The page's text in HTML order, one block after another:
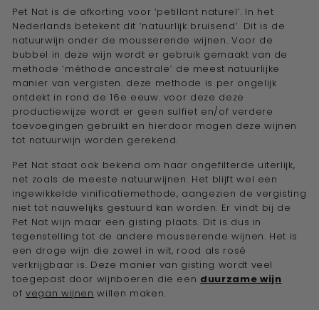
Pet Nat is de afkorting voor ‘petillant naturel’. In het
Nederlands betekent dit ‘natuurlijk bruisend’. Dit is de
natuurwijn onder de mousserende wijnen. Voor de
bubbel in deze wijn wordt er gebruik gemaakt van de
methode‘méthode ancestrale’ de meest natuurlijke
manier van vergisten. deze methode is per ongelijk
ontdekt in rond de 16e eeuw. voor deze deze
productiewijze wordt er geen sulfiet en/of verdere
toevoegingen gebruikt en hierdoor mogen deze wijnen
tot natuurwijn worden gerekend.
Pet Nat staat ook bekend om haar ongefilterde uiterlijk,
net zoals de meeste natuurwijnen. Het blijft wel een
ingewikkelde vinificatiemethode, aangezien de vergisting
niet tot nauwelijks gestuurd kan worden. Er vindt bij de
Pet Nat wijn maar een gisting plaats. Dit is dus in
tegenstelling tot de andere mousserende wijnen. Het is
een droge wijn die zowel in wit, rood als rosé
verkrijgbaar is. Deze manier van gisting wordt veel
toegepast door wijnboeren die een duurzame wijn
of vegan wijnen willen maken.